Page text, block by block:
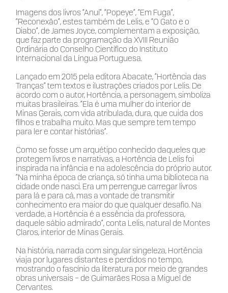
Imagens dos livros “Anuí”, “Popeye”, “Em Fuga”,
“Reconexão”, estes também de Lelis, e “O Gato e o
Diabo”, de James Joyce, complementam a exposição,
que faz parte da programação da XVIII Reunião
Ordinária do Conselho Científico do Instituto
Internacional da Língua Portuguesa.
Lançado em 2015 pela editora Abacate, “Hortência das
Tranças” tem textos e ilustrações criados por Lelis. De
acordo com o autor, Hortência, a personagem, simboliza
muitas brasileiras. “Ela é uma mulher do interior de
Minas Gerais, com vida atribulada, dura, que cuida dos
filhos e trabalha muito. Mas que sempre tem tempo
para ler e contar histórias”.
Como se fosse um arquétipo conhecido daqueles que
protegem livros e narrativas, a Hortência de Lelis foi
inspirada na infância e na adolescência do próprio autor.
“Na minha época de criança, só tinha uma biblioteca na
cidade onde nasci. Era um perrengue carregar livros
para lá e para cá, mas a vontade de transmitir
conhecimento era maior do que qualquer desafio. Na
verdade, a Hortência é a essência da professora,
daquele sábio admirado”, conta Lelis, natural de Montes
Claros, interior de Minas Gerais.
Na história, narrada com singular singeleza, Hortência
viaja por lugares distantes e perdidos no tempo,
mostrando o fascínio da literatura por meio de grandes
obras universais – de Guimarães Rosa a Miguel de
Cervantes.